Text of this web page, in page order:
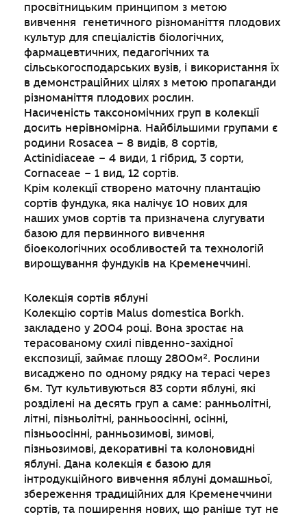
просвітницьким принципом з метою
вивчення генетичного різноманіття плодових
культур для спеціалістів біологічних,
фармацевтичних, педагогічних та
сільськогосподарських вузів, і використання їх
в демонстраційних цілях з метою пропаганди
різноманіття плодових рослин.
Насиченість таксономічних груп в колекції
досить нерівномірна. Найбільшими групами є
родини Rosacea – 8 видів, 8 сортів,
Actinidiaceae – 4 види, 1 гібрид, 3 сорти,
Cornaceae – 1 вид, 12 сортів.
Крім колекції створено маточну плантацію
сортів фундука, яка налічує 10 нових для
наших умов сортів та призначена слугувати
базою для первинного вивчення
біоекологічних особливостей та технологій
вирощування фундуків на Кременеччині.
Колекція сортів яблуні
Колекцію сортів Malus domestica Borkh.
закладено у 2004 році. Вона зростає на
терасованому схилі південно-західної
експозиції, займає площу 2800м². Рослини
висаджено по одному рядку на терасі через
6м. Тут культивуються 83 сорти яблуні, які
розділені на десять груп а саме: ранньолітні,
літні, пізньолітні, ранньоосінні, осінні,
пізньоосінні, ранньозимові, зимові,
пізньозимові, декоративні та колоновидні
яблуні. Дана колекція є базою для
інтродукційного вивчення яблуні домашньої,
збереження традиційних для Кременеччини
сортів, та поширення нових, що раніше тут не